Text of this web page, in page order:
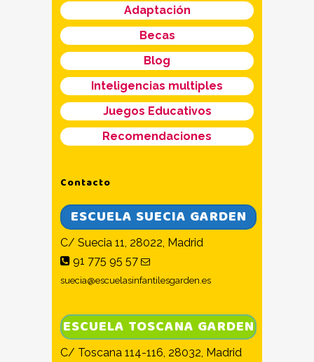
Adaptación
Becas
Blog
Inteligencias multiples
Juegos Educativos
Recomendaciones
Contacto
ESCUELA SUECIA GARDEN
C/ Suecia 11, 28022, Madrid
91 775 95 57
suecia@escuelasinfantilesgarden.es
ESCUELA TOSCANA GARDEN
C/ Toscana 114-116, 28032, Madrid